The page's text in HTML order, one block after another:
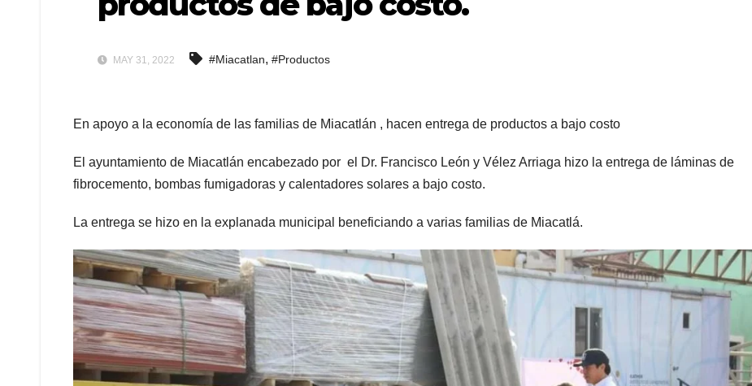
MAY 31, 2022 #Miacatlan, #Productos
En apoyo a la economía de las familias de Miacatlán , hacen entrega de productos a bajo costo
El ayuntamiento de Miacatlán encabezado por el Dr. Francisco León y Vélez Arriaga hizo la entrega de láminas de
fibrocemento, bombas fumigadoras y calentadores solares a bajo costo.
La entrega se hizo en la explanada municipal beneficiando a varias familias de Miacatlá.